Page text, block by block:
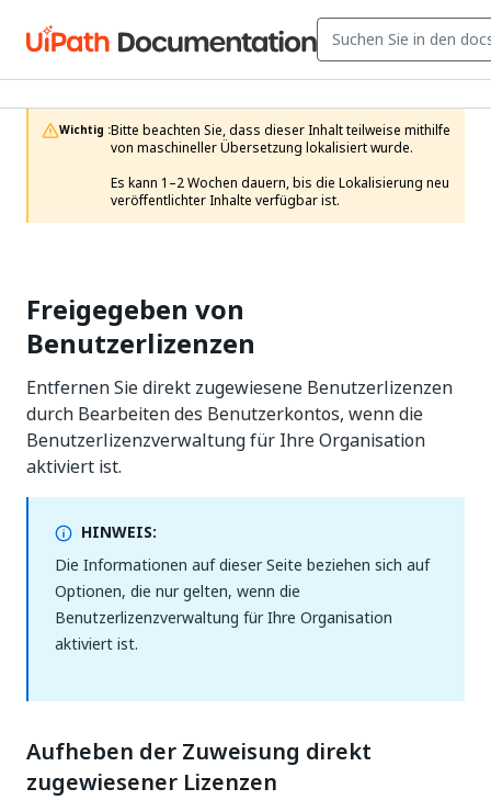
Wichtig :Bitte beachten Sie, dass dieser Inhalt teilweise mithilfe
von maschineller Übersetzung lokalisiert wurde.
Es kann 1–2 Wochen dauern, bis die Lokalisierung neu
veröffentlichter Inhalte verfügbar ist.
Freigegeben von
Benutzerlizenzen
Entfernen Sie direkt zugewiesene Benutzerlizenzen
durch Bearbeiten des Benutzerkontos, wenn die
Benutzerlizenzverwaltung für Ihre Organisation
aktiviert ist.
HINWEIS:
Die Informationen auf dieser Seite beziehen sich auf
Optionen, die nur gelten, wenn die
Benutzerlizenzverwaltung für Ihre Organisation
aktiviert ist.
Aufheben der Zuweisung direkt
zugewiesener Lizenzen